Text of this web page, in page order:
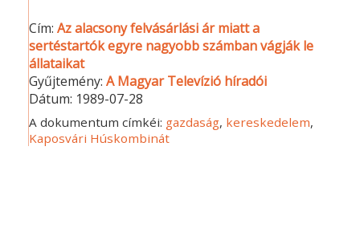
Cím:Az alacsony felvásárlási ár miatt a
sertéstartók egyre nagyobb számban vágják le
állataikat
Gyűjtemény:A Magyar Televízió híradói
Dátum: 1989-07-28
A dokumentum címkéi: gazdaság, kereskedelem,
Kaposvári Húskombinát